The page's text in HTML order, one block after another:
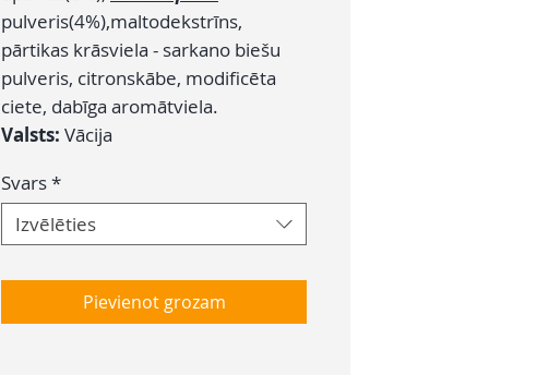
pulveris(4%),maltodekstrīns,
pārtikas krāsviela - sarkano biešu
pulveris, citronskābe, modificēta
ciete, dabīga aromātviela.
Valsts: Vācija
Svars*
Izvēlēties
Pievienot grozam